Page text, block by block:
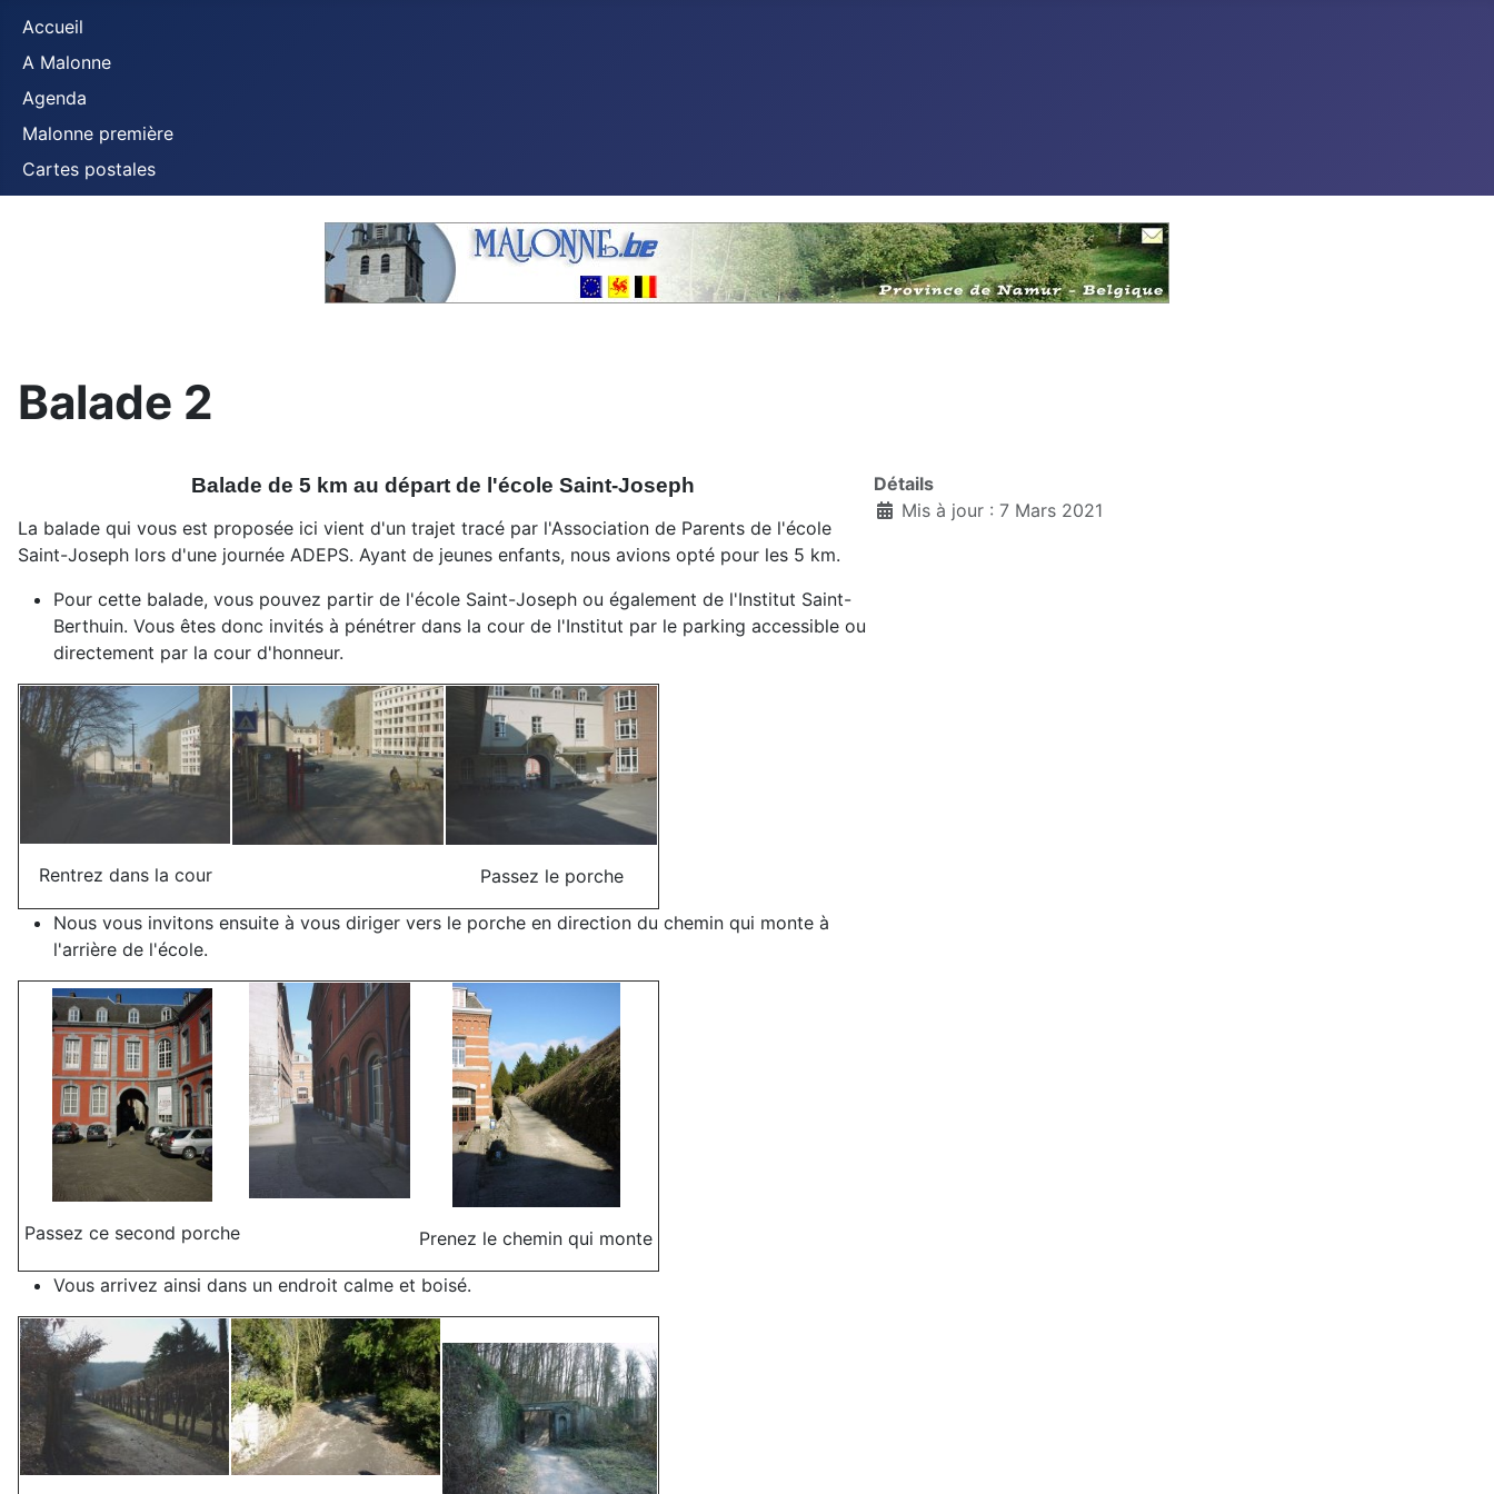
Accueil
A Malonne
Agenda
Malonne première
Cartes postales
Balade 2
Balade de 5 km au départ de l'école Saint-Joseph
La balade qui vous est proposée ici vient d'un trajet tracé par l'Association de Parents de l'école
Saint-Joseph lors d'une journée ADEPS. Ayant de jeunes enfants, nous avions opté pour les 5 km.
Pour cette balade, vous pouvez partir de l'école Saint-Joseph ou également de l'Institut Saint-
Berthuin. Vous êtes donc invités à pénétrer dans la cour de l'Institut par le parking accessible ou
directement par la cour d'honneur.
Rentrez dans la cour Passez le porche
Nous vous invitons ensuite à vous diriger vers le porche en direction du chemin qui monte à
l'arrière de l'école.
Passez ce second porche Prenez le chemin qui monte
Vous arrivez ainsi dans un endroit calme et boisé.
Détails
Mis à jour : 7 Mars 2021